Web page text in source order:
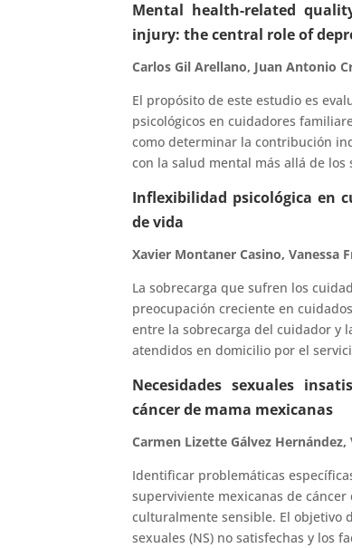
Mental health-related
injury: the central role of
Carlos Gil Arellano, Juan Antonio
El propósito de este estudio es
psicológicos en cuidadores
como determinar la contribución
con la salud mental más allá de
Inflexibilidad psicológica en
de vida
Xavier Montaner Casino, Vanessa
La sobrecarga que sufren los
preocupación creciente en
entre la sobrecarga del cuidador y
atendidos en domicilio por el
Necesidades sexuales
cáncer de mama mexicanas
Carmen Lizette Gálvez
Identificar problemáticas
superviviente mexicanas de
culturalmente sensible. El objetivo
sexuales (NS) no satisfechas y los